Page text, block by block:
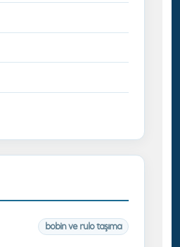
bobin ve rulo taşıma